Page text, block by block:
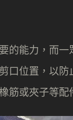
的能力，而
口位置，以
筋或夾子等配